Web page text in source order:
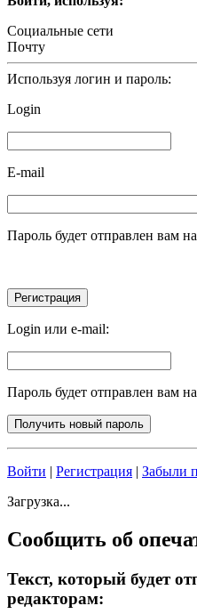
Социальные сети
Почту
Используя логин и пароль:
Login
E-mail
Пароль будет отправлен вам
Login или e-mail:
Пароль будет отправлен вам
Войти | Регистрация | Забыли
Загрузка...
Сообщить об
Текст, который будет
редакторам: